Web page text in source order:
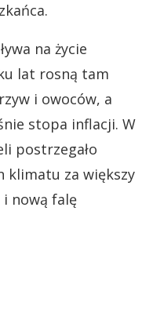
na życie
lat rosną tam
i owoców, a
stopa inflacji. W
postrzegało
klimatu za większy
i nową falę